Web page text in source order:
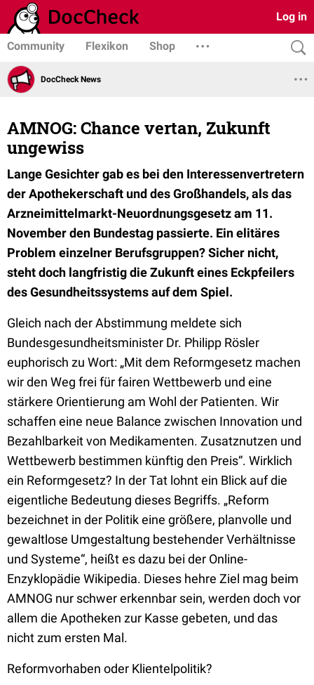
Log in
Community Flexikon Shop
DocCheck News
AMNOG: Chance vertan, Zukunft
ungewiss
Lange Gesichter gab es bei den Interessenvertretern
der Apothekerschaft und des Großhandels, als das
Arzneimittelmarkt-Neuordnungsgesetz am 11.
November den Bundestag passierte. Ein elitäres
Problem einzelner Berufsgruppen? Sicher nicht,
steht doch langfristig die Zukunft eines Eckpfeilers
des Gesundheitssystems auf dem Spiel.
Gleich nach der Abstimmung meldete sich
Bundesgesundheitsminister Dr. Philipp Rösler
euphorisch zu Wort: „Mit dem Reformgesetz machen
wir den Weg frei für fairen Wettbewerb und eine
stärkere Orientierung am Wohl der Patienten. Wir
schaffen eine neue Balance zwischen Innovation und
Bezahlbarkeit von Medikamenten. Zusatznutzen und
Wettbewerb bestimmen künftig den Preis“. Wirklich
ein Reformgesetz? In der Tat lohnt ein Blick auf die
eigentliche Bedeutung dieses Begriffs. „Reform
bezeichnet in der Politik eine größere, planvolle und
gewaltlose Umgestaltung bestehender Verhältnisse
und Systeme“, heißt es dazu bei der Online-
Enzyklopädie Wikipedia. Dieses hehre Ziel mag beim
AMNOG nur schwer erkennbar sein, werden doch vor
allem die Apotheken zur Kasse gebeten, und das
nicht zum ersten Mal.
Reformvorhaben oder Klientelpolitik?